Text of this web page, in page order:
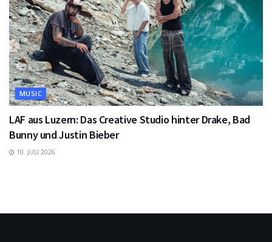
MUSIC
LAF aus Luzern: Das Creative Studio hinter Drake, Bad
Bunny und Justin Bieber
10. JULI 2026